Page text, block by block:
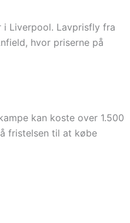
Liverpool. Lavprisfly fra
hvor priserne på
kan koste over 1.500
fristelsen til at købe